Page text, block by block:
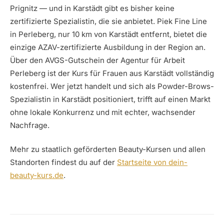
Prignitz — und in Karstädt gibt es bisher keine
zertifizierte Spezialistin, die sie anbietet. Piek Fine Line
in Perleberg, nur 10 km von Karstädt entfernt, bietet die
einzige AZAV-zertifizierte Ausbildung in der Region an.
Über den AVGS-Gutschein der Agentur für Arbeit
Perleberg ist der Kurs für Frauen aus Karstädt vollständig
kostenfrei. Wer jetzt handelt und sich als Powder-Brows-
Spezialistin in Karstädt positioniert, trifft auf einen Markt
ohne lokale Konkurrenz und mit echter, wachsender
Nachfrage.
Mehr zu staatlich geförderten Beauty-Kursen und allen
Standorten findest du auf der Startseite von dein-
beauty-kurs.de.